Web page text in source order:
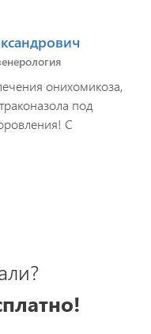
онихомикоза,
под
С